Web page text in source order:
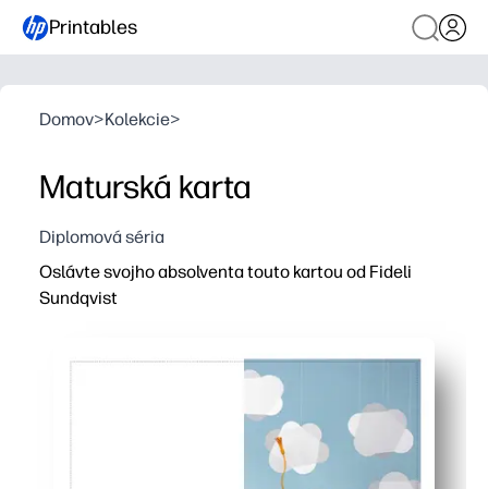
Printables
Domov>Kolekcie>
Maturská karta
Diplomová séria
Oslávte svojho absolventa touto kartou od Fideli
Sundqvist
Potrebujete nulovú prípravu - stačí vytlačiť, zložiť a
Získate odvážny, umelcom navrhnutý vzhľad, vďaka
Každý z nich si môžete prispôsobiť a vytlačiť doplnky